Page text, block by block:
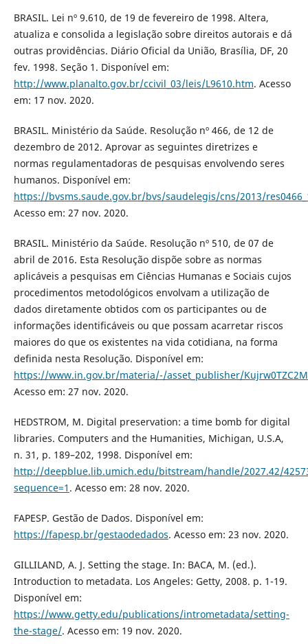
BRASIL. Lei nº 9.610, de 19 de fevereiro de 1998. Altera,
atualiza e consolida a legislação sobre direitos autorais e dá
outras providências. Diário Oficial da União, Brasília, DF, 20
fev. 1998. Seção 1. Disponível em:
http://www.planalto.gov.br/ccivil_03/leis/L9610.htm. Acesso
em: 17 nov. 2020.
BRASIL. Ministério da Saúde. Resolução nº 466, de 12 de
dezembro de 2012. Aprovar as seguintes diretrizes e
normas regulamentadoras de pesquisas envolvendo seres
humanos. Disponível em:
https://bvsms.saude.gov.br/bvs/saudelegis/cns/2013/
Acesso em: 27 nov. 2020.
BRASIL. Ministério da Saúde. Resolução nº 510, de 07 de
abril de 2016. Esta Resolução dispõe sobre as normas
aplicáveis a pesquisas em Ciências Humanas e Sociais cujos
procedimentos metodológicos envolvam a utilização de
dados diretamente obtidos com os participantes ou de
informações identificáveis ou que possam acarretar riscos
maiores do que os existentes na vida cotidiana, na forma
definida nesta Resolução. Disponível em:
https://www.in.gov.br/materia/-/asset_publisher/
Acesso em: 27 nov. 2020.
HEDSTROM, M. Digital preservation: a time bomb for digital
libraries. Computers and the Humanities, Michigan, U.S.A,
n. 31, p. 189–202, 1998. Disponível em:
http://deepblue.lib.umich.edu/bitstream/handle/2027.42/
sequence=1 . Acesso em: 28 nov. 2020.
FAPESP. Gestão de Dados. Disponível em:
https://fapesp.br/gestaodedados. Acesso em: 23 nov. 2020.
GILLILAND, A. J. Setting the stage. In: BACA, M. (ed.).
Introduction to metadata. Los Angeles: Getty, 2008. p. 1-19.
Disponível em:
https://www.getty.edu/publications/intrometadata/setting-
the-stage/. Acesso em: 19 nov. 2020.